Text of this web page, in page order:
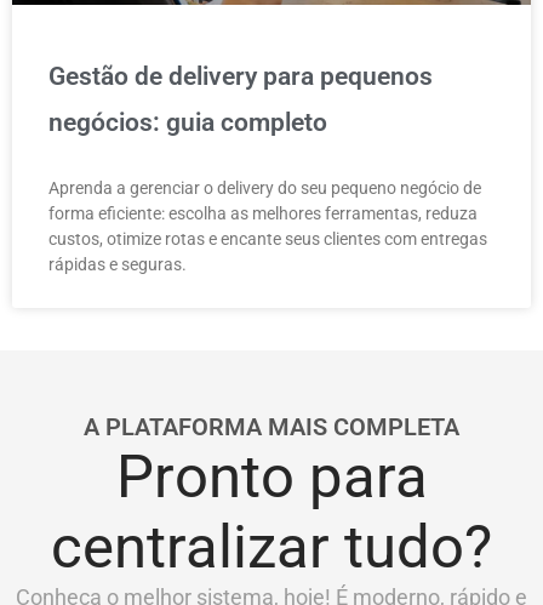
Gestão de delivery para pequenos
negócios: guia completo
Aprenda a gerenciar o delivery do seu pequeno negócio de
forma eficiente: escolha as melhores ferramentas, reduza
custos, otimize rotas e encante seus clientes com entregas
rápidas e seguras.
A PLATAFORMA MAIS COMPLETA
Pronto para
centralizar tudo?
Conheça o melhor sistema, hoje! É moderno, rápido e